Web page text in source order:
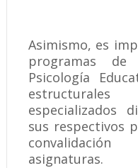
Asimismo, es
programas de
Psicología
especializados
sus respectivos
asignaturas.